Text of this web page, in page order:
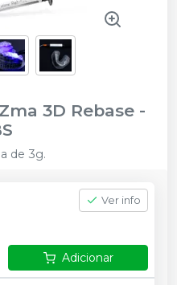
3D Rebase -
de 3g.
Ver info
Adicionar